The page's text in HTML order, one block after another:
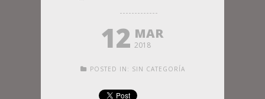
12 MAR
2018
POSTED IN: SIN CATEGORÍA